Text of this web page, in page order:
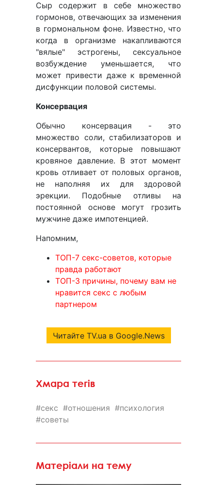
Сыр содержит в себе множество
гормонов, отвечающих за изменения
в гормональном фоне. Известно, что
когда в организме накапливаются
"вялые" эстрогены, сексуальное
возбуждение уменьшается, что
может привести даже к временной
дисфункции половой системы.
Консервация
Обычно консервация - это
множество соли, стабилизаторов и
консервантов, которые повышают
кровяное давление. В этот момент
кровь отливает от половых органов,
не наполняя их для здоровой
эрекции. Подобные отливы на
постоянной основе могут грозить
мужчине даже импотенцией.
Напомним,
ТОП-7 секс-советов, которые
правда работают
ТОП-3 причины, почему вам не
нравится секс с любым
партнером
Читайте TV.ua в Google.News
Хмара тегів
секс отношения
психология
советы
Матеріали на тему